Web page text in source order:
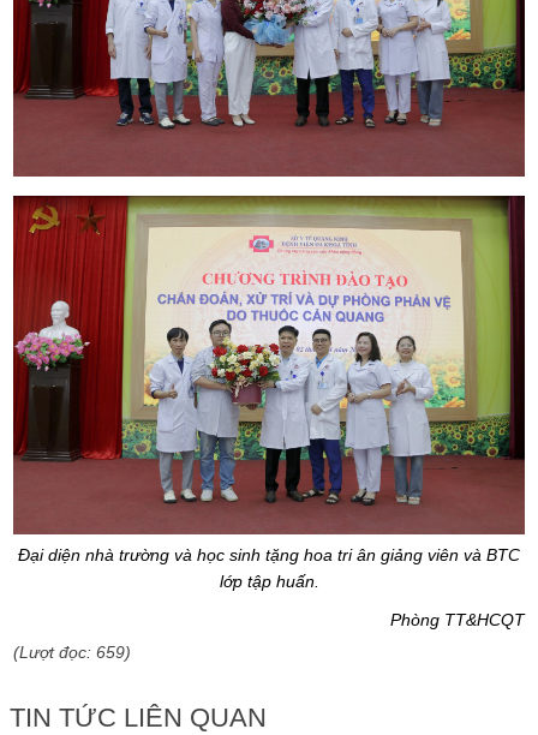
Đại diện nhà trường và học sinh tặng hoa tri ân giảng viên và BTC
lớp tập huấn.
Phòng TT&HCQT
(Lượt đọc: 659)
TIN TỨC LIÊN QUAN